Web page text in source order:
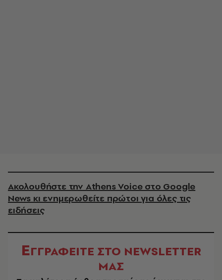
Ακολουθήστε την Athens Voice στο Google
News κι ενημερωθείτε πρώτοι για όλες τις
ειδήσεις
ΕΓΓΡΑΦΕΙΤΕ ΣΤΟ NEWSLETTER
ΜΑΣ